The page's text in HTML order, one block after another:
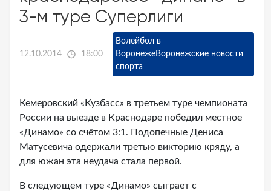
3-м туре Суперлиги
12.10.2014 18:00
Волейбол в
ВоронежеВоронежские новости
спорта
Кемеровский «Кузбасс» в третьем туре чемпионата
России на выезде в Краснодаре победил местное
«Динамо» со счётом 3:1. Подопечные Дениса
Матусевича одержали третью викторию кряду, а
для южан эта неудача стала первой.
В следующем туре «Динамо» сыграет с